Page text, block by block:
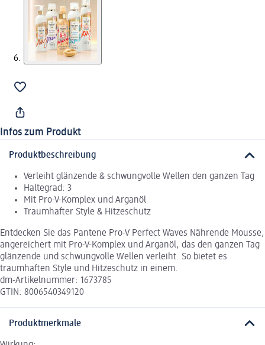
Infos zum Produkt
Produktbeschreibung
Verleiht glänzende & schwungvolle Wellen den ganzen Tag
Haltegrad: 3
Mit Pro-V-Komplex und Arganöl
Traumhafter Style & Hitzeschutz
Entdecken Sie das Pantene Pro-V Perfect Waves Nährende Mousse,
angereichert mit Pro-V-Komplex und Arganöl, das den ganzen Tag
glänzende und schwungvolle Wellen verleiht. So bietet es
traumhaften Style und Hitzeschutz in einem.
dm-Artikelnummer: 1673785
GTIN: 8006540349120
Produktmerkmale